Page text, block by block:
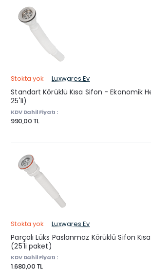
Stokta yok Luxwares Ev
Standart Körüklü Kısa Sifon - Ekonomik
25'li)
KDV Dahil Fiyatı :
990,00 TL
Stokta yok Luxwares Ev
Parçalı Lüks Paslanmaz Körüklü Sifon
(25'li paket)
KDV Dahil Fiyatı :
1.680,00 TL